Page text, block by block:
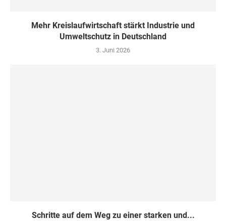
Mehr Kreislaufwirtschaft stärkt Industrie und
Umweltschutz in Deutschland
3. Juni 2026
Schritte auf dem Weg zu einer starken und...